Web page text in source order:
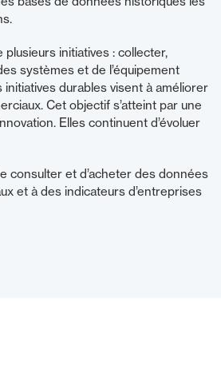
initiatives : collecter,
systèmes et de l’équipement
durables visent à améliorer
Cet objectif s’atteint par une
Elles continuent d’évoluer
consulter et d’acheter des données
et à des indicateurs d’entreprises